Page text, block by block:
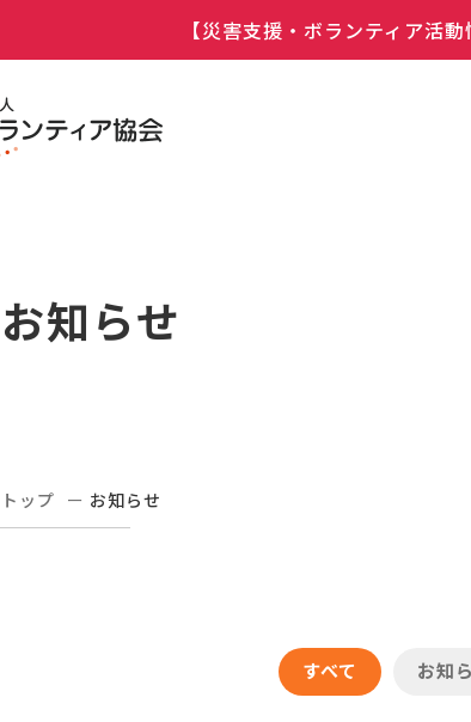
【災害支援・ボランティア活
お知らせ
トップ お知らせ
すべて お知